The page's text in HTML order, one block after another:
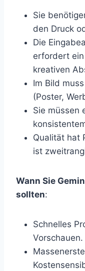
Sie
den Druck
Die
erfordert
kreativen
Im Bild
(Poster,
Sie müssen
Qualität hat
ist
Wann Sie
sollten:
Schnelles
Vorschauen.